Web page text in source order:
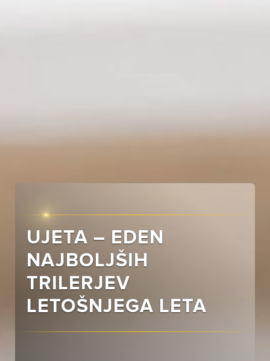
UJETA – EDEN
NAJBOLJŠIH
TRILERJEV
LETOŠNJEGA LETA